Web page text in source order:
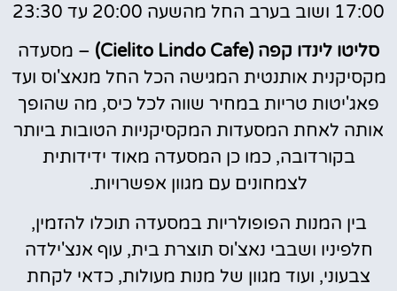
17:00 ושוב בערב החל מהשעה 20:00 עד 23:30
סליטו לינדו קפה (Cielito Lindo Cafe)
– מסעדה
מקסיקנית אותנטית המגישה הכל החל מנאצ'וס ועד
פאג'יטות טריות במחיר שווה לכל כיס, מה שהופך
אותה לאחת המסעדות המקסיקניות הטובות ביותר
בקורדובה, כמו כן המסעדה מאוד ידידותית
לצמחונים עם מגוון אפשרויות.
בין המנות הפופולריות במסעדה תוכלו להזמין,
חלפיניו ושבבי נאצ'וס תוצרת בית, עוף אנצ'ילדה
צבעוני, ועוד מגוון של מנות מעולות, כדאי לקחת